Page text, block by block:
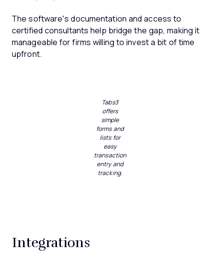
The software’s documentation and access to
certified consultants help bridge the gap, making it
manageable for firms willing to invest a bit of time
upfront.
Tabs3
offers
simple
forms and
lists for
easy
transaction
entry and
tracking.
Integrations